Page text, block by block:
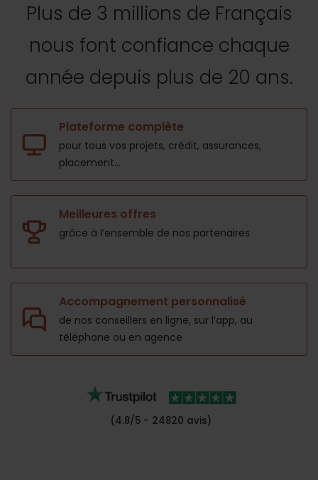
Plus de 3 millions de Français
nous font confiance chaque
année depuis plus de 20 ans.
Plateforme complète
pour tous vos projets, crédit, assurances,
placement...
Meilleures offres
grâce à l’ensemble de nos partenaires
Accompagnement personnalisé
de nos conseillers en ligne, sur l’app, au
téléphone ou en agence
(4.8/5 - 24820 avis)